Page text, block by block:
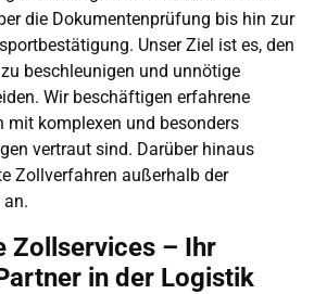
die Dokumentenprüfung bis hin zur
Unser Ziel ist es, den
beschleunigen und unnötige
Wir beschäftigen erfahrene
mit komplexen und besonders
vertraut sind. Darüber hinaus
Zollverfahren außerhalb der
an.
Zollservices – Ihr
in der Logistik